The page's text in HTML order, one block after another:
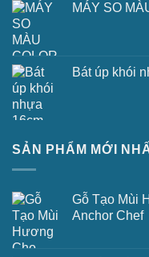
MÁY SO
Bát úp khói
SẢN PHẨM MỚI
Gỗ Tạo Mùi
Anchor Chef